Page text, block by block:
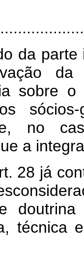
da
da
sobre o
e, no
a
já
técnica